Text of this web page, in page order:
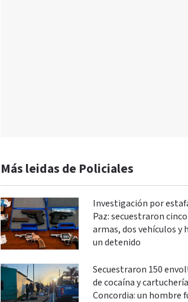
Más leidas de Policiales
Investigación por
Paz: secuestraron cinco
armas, dos vehículos y
un detenido
Secuestraron 150
de cocaína y
Concordia: un hombre